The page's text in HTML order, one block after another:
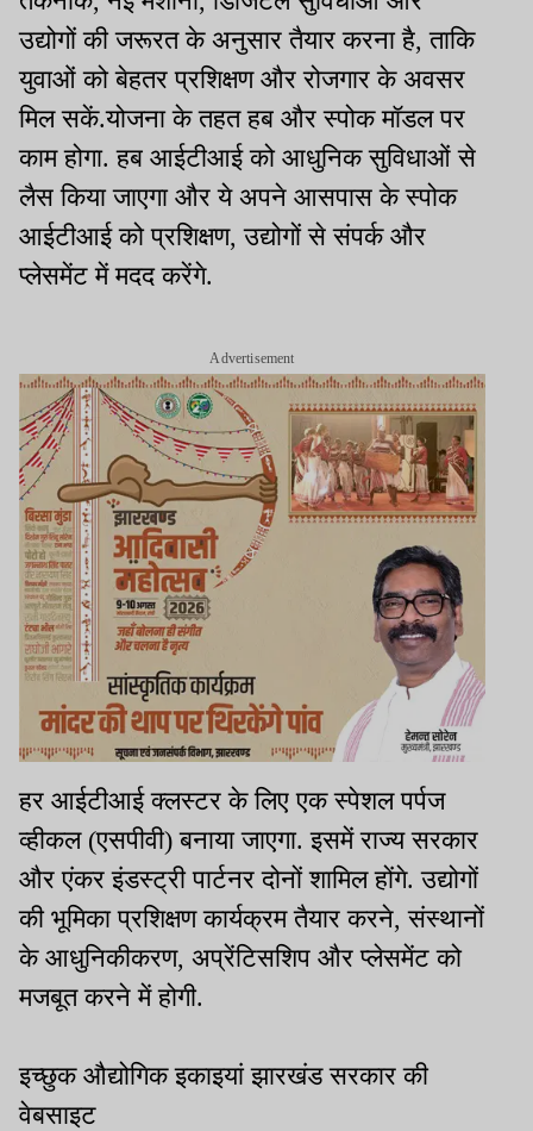
उद्योगों की जरूरत के अनुसार तैयार करना है, ताकि
युवाओं को बेहतर प्रशिक्षण और रोजगार के अवसर
मिल सकें.योजना के तहत हब और स्पोक मॉडल पर
काम होगा. हब आईटीआई को आधुनिक सुविधाओं से
लैस किया जाएगा और ये अपने आसपास के स्पोक
आईटीआई को प्रशिक्षण, उद्योगों से संपर्क और
प्लेसमेंट में मदद करेंगे.
Advertisement
हर आईटीआई क्लस्टर के लिए एक स्पेशल पर्पज
व्हीकल (एसपीवी) बनाया जाएगा. इसमें राज्य सरकार
और एंकर इंडस्ट्री पार्टनर दोनों शामिल होंगे. उद्योगों
की भूमिका प्रशिक्षण कार्यक्रम तैयार करने, संस्थानों
के आधुनिकीकरण, अप्रेंटिसशिप और प्लेसमेंट को
मजबूत करने में होगी.
इच्छुक औद्योगिक इकाइयां झारखंड सरकार की
वेबसाइट